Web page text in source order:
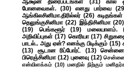
ஆக்ஷன் திரைப்படங்கள்
(31)
கால
போனவைகள். (30) எனது பார்வை
ஆங்கிலசினிமா.திரில்லர் (26) கடிதங்கள்
தெலுங்குசினிமா (22) இந்திசினிமா (20)
(19)
பெங்களூர் (19) மலையாளம்.
அறிவிப்புகள் (17) கொரியா (17)
பாடல்.. அது ஏன்? எனக்கு பிடிக்கும் (15)
(13)
சூடான ரிப்போர்ட் (13) சென்னை
பிரெஞ்சினிமா (12) புனைவு (12)
என்விளக்கம் (10) மனதில் நிற்கும்